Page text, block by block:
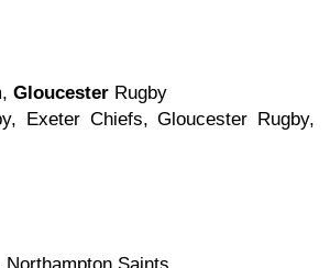
Gloucester Rugby
Exeter Chiefs, Gloucester Rugby,